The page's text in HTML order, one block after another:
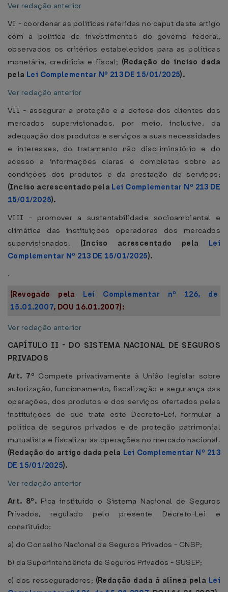
Ver redação anterior
VI - coordenar as políticas referidas no caput deste artigo
com a política de investimentos do governo federal,
observados os critérios estabelecidos para as políticas
monetária, creditícia e fiscal; (Redação do inciso dada
pela Lei Complementar Nº 213 DE 15/01/2025).
Ver redação anterior
VII - assegurar a proteção e a defesa dos clientes dos
mercados supervisionados, por meio, inclusive, da
adequação dos produtos e serviços a suas necessidades
e interesses, do tratamento não discriminatório e do
acesso a informações claras e completas sobre as
condições dos produtos e da prestação de serviços;
(Inciso acrescentado pela Lei Complementar Nº 213 DE
15/01/2025).
VIII - promover a sustentabilidade socioambiental e
climática das instituições operadoras dos mercados
supervisionados. (Inciso acrescentado pela Lei
Complementar Nº 213 DE 15/01/2025).
.
(Revogado pela Lei Complementar nº 126, de
15.01.2007, DOU 16.01.2007):
Ver redação anterior
CAPÍTULO II - DO SISTEMA NACIONAL DE SEGUROS
PRIVADOS
Art. 7º Compete privativamente à União legislar sobre
autorização, funcionamento, fiscalização e segurança das
operações, dos produtos e dos serviços ofertados pelas
instituições de que trata este Decreto-Lei, formular a
política de seguros privados e de proteção patrimonial
mutualista e fiscalizar as operações no mercado nacional.
(Redação do artigo dada pela Lei Complementar Nº 213
DE 15/01/2025).
Ver redação anterior
Art. 8º. Fica instituído o Sistema Nacional de Seguros
Privados, regulado pelo presente Decreto-Lei e
constituído:
a) do Conselho Nacional de Seguros Privados - CNSP;
b) da Superintendência de Seguros Privados - SUSEP;
c) dos resseguradores; (Redação dada à alínea pela Lei